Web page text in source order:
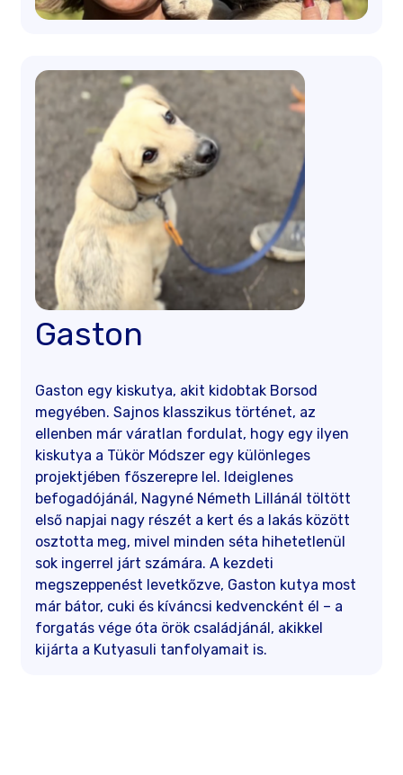
Gaston
Gaston egy kiskutya, akit kidobtak Borsod
megyében. Sajnos klasszikus történet, az
ellenben már váratlan fordulat, hogy egy ilyen
kiskutya a Tükör Módszer egy különleges
projektjében főszerepre lel. Ideiglenes
befogadójánál, Nagyné Németh Lillánál töltött
első napjai nagy részét a kert és a lakás között
osztotta meg, mivel minden séta hihetetlenül
sok ingerrel járt számára. A kezdeti
megszeppenést levetkőzve, Gaston kutya most
már bátor, cuki és kíváncsi kedvencként él – a
forgatás vége óta örök családjánál, akikkel
kijárta a Kutyasuli tanfolyamait is.